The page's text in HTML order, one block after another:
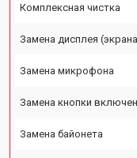
Комплексная чистка
Замена дисплея
Замена микрофона
Замена кнопки
Замена байонета